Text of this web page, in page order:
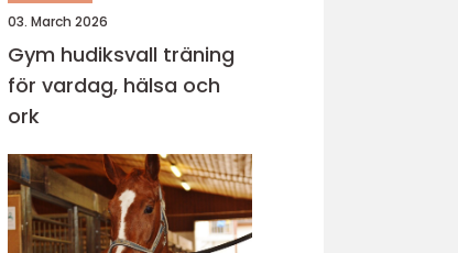
03. March 2026
Gym hudiksvall träning
för vardag, hälsa och
ork